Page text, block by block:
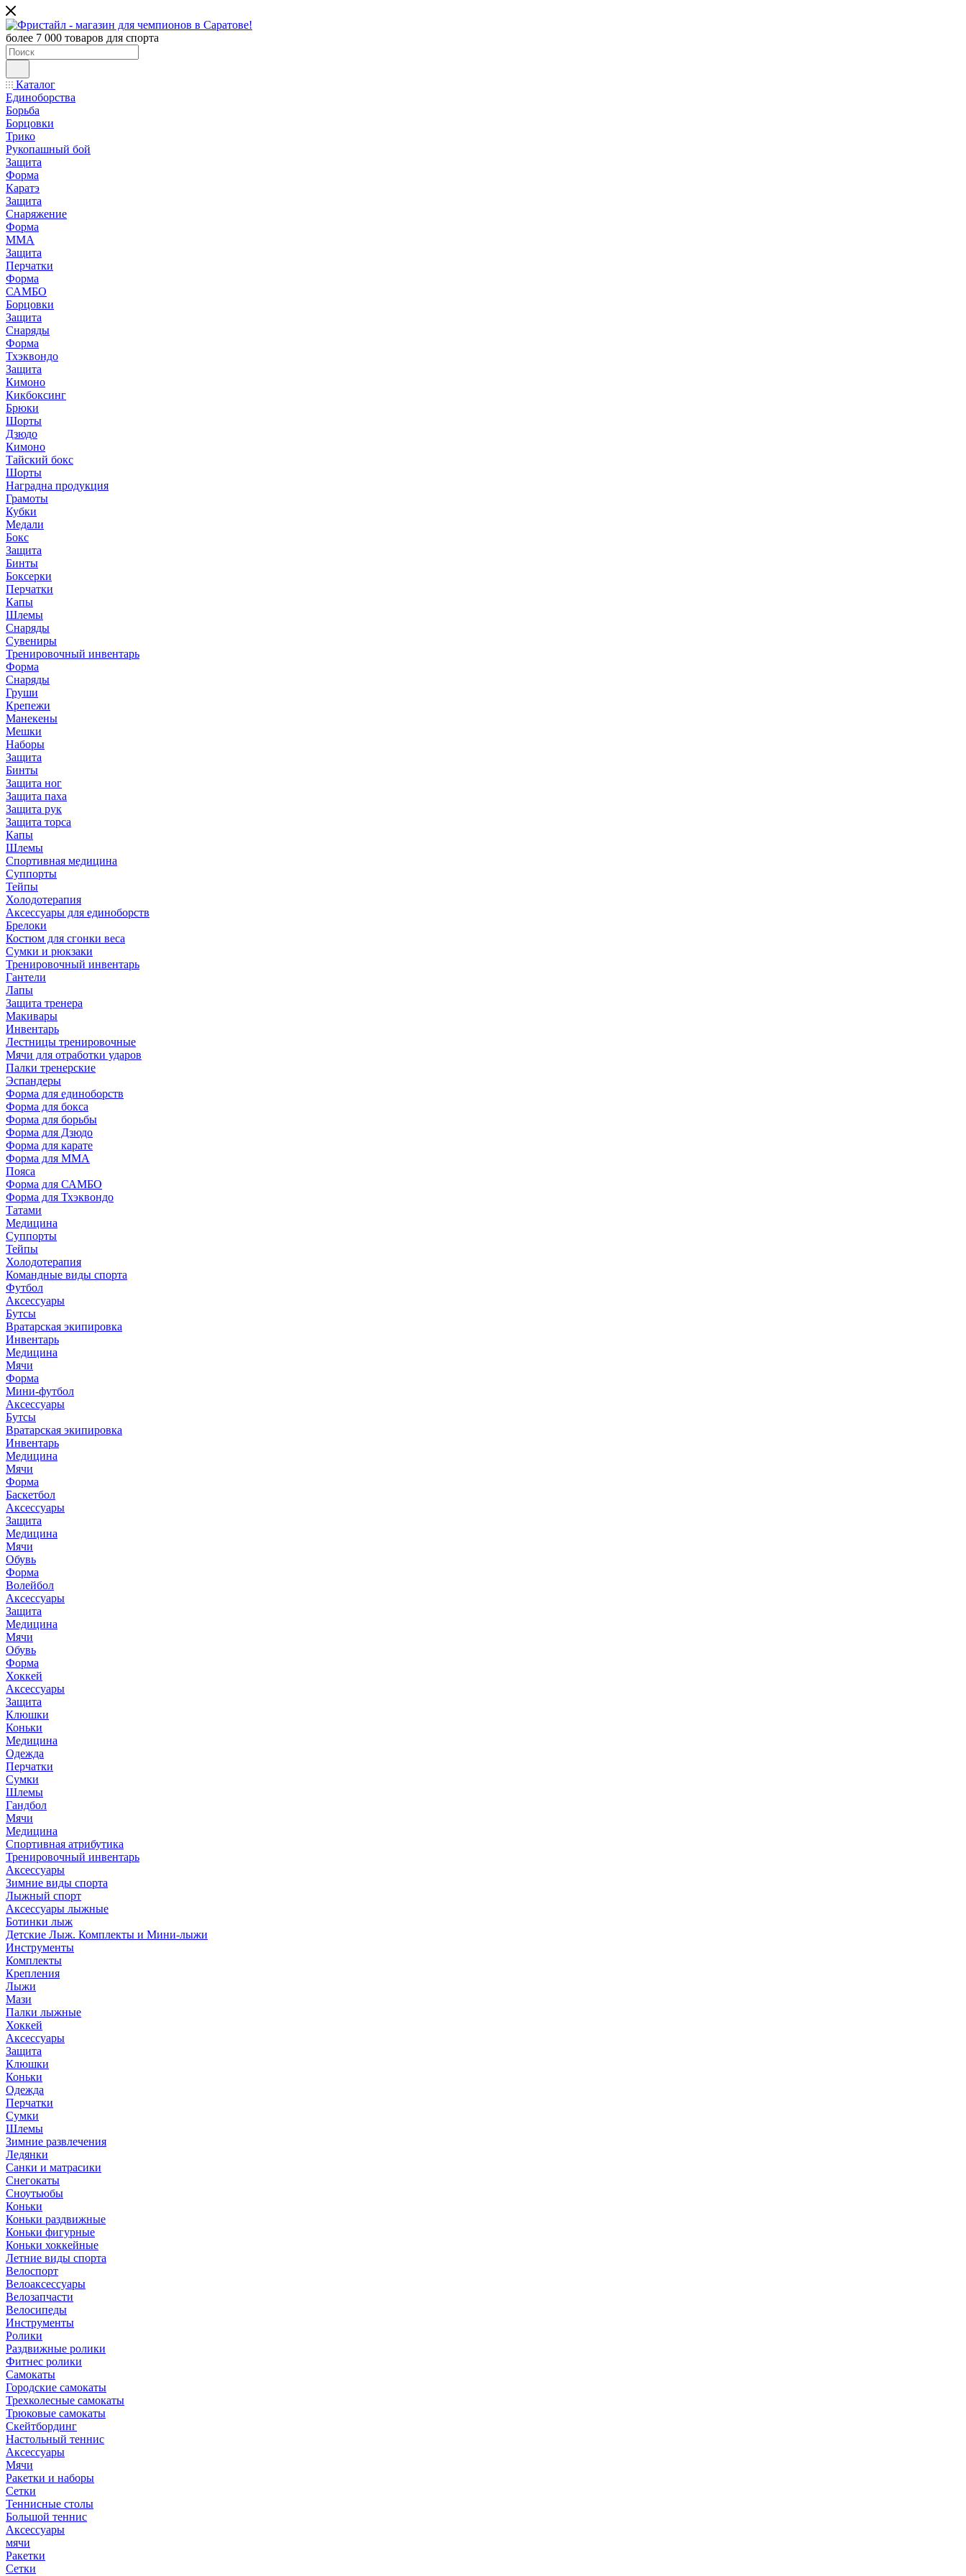
более 7 000 товаров для спорта
Каталог
Единоборства
Борьба
Борцовки
Трико
Рукопашный бой
Защита
Форма
Каратэ
Защита
Снаряжение
Форма
ММА
Защита
Перчатки
Форма
САМБО
Борцовки
Защита
Снаряды
Форма
Тхэквондо
Защита
Кимоно
Кикбоксинг
Брюки
Шорты
Дзюдо
Кимоно
Тайский бокс
Шорты
Наградна продукция
Грамоты
Кубки
Медали
Бокс
Защита
Бинты
Боксерки
Перчатки
Капы
Шлемы
Снаряды
Сувениры
Тренировочный инвентарь
Форма
Снаряды
Груши
Крепежи
Манекены
Мешки
Наборы
Защита
Бинты
Защита ног
Защита паха
Защита рук
Защита торса
Капы
Шлемы
Спортивная медицина
Суппорты
Тейпы
Холодотерапия
Аксессуары для единоборств
Брелоки
Костюм для сгонки веса
Сумки и рюкзаки
Тренировочный инвентарь
Гантели
Лапы
Защита тренера
Макивары
Инвентарь
Лестницы тренировочные
Мячи для отработки ударов
Палки тренерские
Эспандеры
Форма для единоборств
Форма для бокса
Форма для борьбы
Форма для Дзюдо
Форма для карате
Форма для MMA
Пояса
Форма для САМБО
Форма для Тхэквондо
Татами
Медицина
Суппорты
Тейпы
Холодотерапия
Командные виды спорта
Футбол
Аксессуары
Бутсы
Вратарская экипировка
Инвентарь
Медицина
Мячи
Форма
Мини-футбол
Аксессуары
Бутсы
Вратарская экипировка
Инвентарь
Медицина
Мячи
Форма
Баскетбол
Аксессуары
Защита
Медицина
Мячи
Обувь
Форма
Волейбол
Аксессуары
Защита
Медицина
Мячи
Обувь
Форма
Хоккей
Аксессуары
Защита
Клюшки
Коньки
Медицина
Одежда
Перчатки
Сумки
Шлемы
Гандбол
Мячи
Медицина
Спортивная атрибутика
Тренировочный инвентарь
Аксессуары
Зимние виды спорта
Лыжный спорт
Аксессуары лыжные
Ботинки лыж
Детские Лыж. Комплекты и Мини-лыжи
Инструменты
Комплекты
Крепления
Лыжи
Мази
Палки лыжные
Хоккей
Аксессуары
Защита
Клюшки
Коньки
Одежда
Перчатки
Сумки
Шлемы
Зимние развлечения
Ледянки
Санки и матрасики
Снегокаты
Сноутьюбы
Коньки
Коньки раздвижные
Коньки фигурные
Коньки хоккейные
Летние виды спорта
Велоспорт
Велоаксессуары
Велозапчасти
Велосипеды
Инструменты
Ролики
Раздвижные ролики
Фитнес ролики
Самокаты
Городские самокаты
Трехколесные самокаты
Трюковые самокаты
Скейтбординг
Настольный теннис
Аксессуары
Мячи
Ракетки и наборы
Сетки
Теннисные столы
Большой теннис
Аксессуары
мячи
Ракетки
Сетки